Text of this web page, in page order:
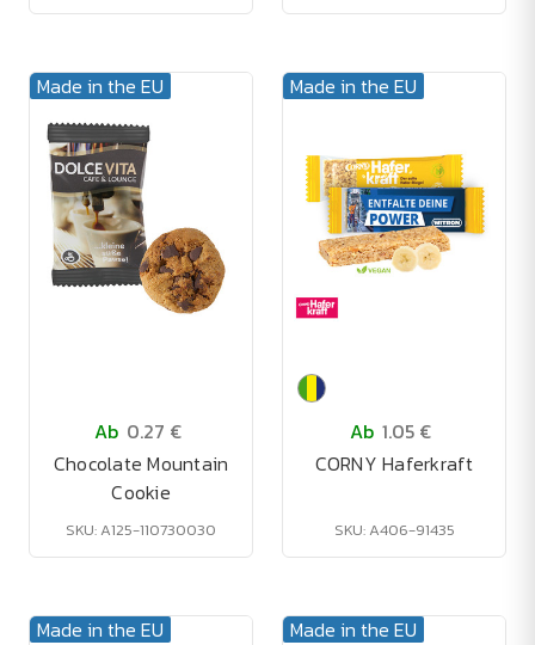
Made in the EU
Ab 0.27 €
Chocolate Mountain
Cookie
SKU: A125-110730030
Made in the EU
Ab 1.05 €
CORNY Haferkraft
SKU: A406-91435
Made in the EU Made in the EU